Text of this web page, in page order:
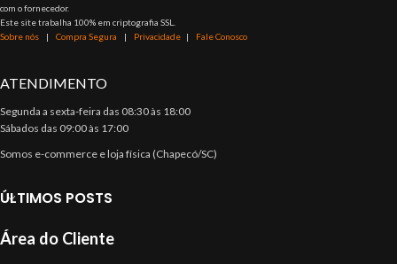
com o fornecedor.
Este site trabalha 100% em criptografia SSL.
Sobre nós | Compra Segura | Privacidade | Fale Conosco
ATENDIMENTO
Segunda a sexta-feira das 08:30 às 18:00
Sábados das 09:00 às 17:00
Somos e-commerce e loja física (Chapecó/SC)
ÚLTIMOS POSTS
Área do Cliente